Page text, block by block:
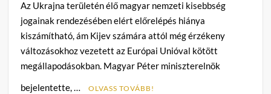
Az Ukrajna területén élő magyar nemzeti kisebbség
jogainak rendezésében elért előrelépés hiánya
kiszámítható, ám Kijev számára attól még érzékeny
változásokhoz vezetett az Európai Unióval kötött
megállapodásokban. Magyar Péter miniszterelnök
bejelentette, …
OLVASS TOVÁBB!